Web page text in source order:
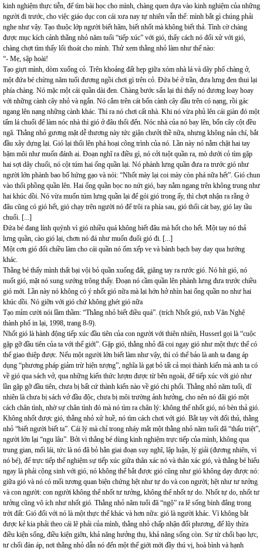
kinh nghiệm thực tiễn, để tìm bài học cho mình, chàng quen dựa vào kinh nghiệm của những
người đi trước, cho việc giáo dục con cái xưa nay tự nhiên vẫn thế: mình bắt gì chúng phải
nghe như vậy. Tạo thuộc lớp người biết hãm, biết nhốt mà không biết thả. Tình cờ chàng
được mục kích cảnh thằng nhỏ năm tuổi “tiếp xúc” với gió, thấy cách nó đối xử với gió,
chàng chợt tìm thấy lối thoát cho mình. Thử xem thằng nhỏ làm như thế nào:
“- Mẹ, sập hoài!
Tạo giựt mình, dòm xuống cỏ. Trên khoảng đất hẹp giữa xóm nhà lá và dãy phố chàng ở,
một đứa bé chừng năm tuổi đương ngồi chơi gì trên cỏ. Đứa bé ở trần, đưa lưng đen thui lại
phía chàng. Nó mặc một cái quần dài đen. Chàng bước sấn lại thì thấy nó đương loay hoay
với những cành cây nhỏ và ngắn. Nó cắm trên cát bốn cành cây đầu trên có nạng, rồi gác
ngang lên nạng những cành khác. Thì ra nó chơi cất nhà. Khi nó vừa phủ lên cái giàn đó một
tấm lá chuối để làm nóc nhà thì gió ở đâu thổi đến. Nóc nhà của nó bay lên, bốn cây cột đều
ngã. Thằng nhỏ gương mặt dễ thương này tức giận chưởi thề nữa, nhưng không nản chí, bắt
đầu xây dựng lại. Gió lại thổi lên phá hoại công trình của nó. Lần này nó nắm chặt hai tay
bặm môi như muốn đánh ai. Đoạn nghĩ ra điều gì, nó cởi tuột quần ra, mò dưới cỏ tìm gặp
hai sợi dây chuối, nó cột túm hai ống quần lại. Nó phành lưng quần đưa ra trước gió như
người lớn phành bao bố hứng gạo và nói: “Nhốt mày lại coi mày còn phá nữa hết”. Gió chun
vào thổi phồng quần lên. Hai ống quần bọc no nứt gió, bay nằm ngang trên không trung như
hai khúc dồi. Nó vừa muốn túm lưng quần lại để gói gió trong ấy, thì chợt nhận ra rằng ở
đâu cũng có gió hết, gió chạy trên người nó để trôi ra phía sau, gió thổi cát bay, gió lay tầu
chuối. [...]
Đứa bé đang lính quýnh vì gió nhiều quá không biết đâu mà hốt cho hết. Một tay nó thả
lưng quần, cào gió lại, chơn nó đá như muốn đuổi gió đi. [...]
Một cơn gió đổi chiều làm cho cái quần nó ốm xếp ve và bành bạch bay day qua hướng
khác.
Thằng bé thấy mình thất bại vội bỏ quần xuống đất, giăng tay ra rước gió. Nó hít gió, nó
nuốt gió, mặt nó sung sướng trông thấy. Đoạn nó cầm quần lên phành lưng đưa trước chiều
gió mới. Lần này nó không có ý nhốt gió nữa mà lại hớn hở nhìn hai ống quần no như hai
khúc dồi. Nó giỡn với gió chứ không ghét gió nữa
Tạo mỉm cười nói lầm thầm: “Thằng nhỏ biết điều quá”. (trích Nhốt gió, nxb Văn Nghệ
thành phố in lại, 1998, trang 8-9).
Nhốt gió là hành động tiếp xúc đầu tiên của con người với thiên nhiên, Husserl gọi là “cuộc
gặp gỡ đầu tiên của ta với thế giới”. Gặp gió, thằng nhỏ đã coi ngay gió như một thực thể có
thể giao thiệp được. Nếu một người lớn biết làm như vậy, thì có thể bảo là anh ta đang áp
dụng “phương pháp giảm trừ hiện tượng”, nghĩa là gạt bỏ tất cả mọi thành kiến mà anh ta có
về gió qua sách vở, qua những kiến thức lượm được từ bên ngoài, để tiếp xúc với gió như
lần gặp gỡ đầu tiên, chưa bị bất cứ thành kiến nào về gió chi phối. Thằng nhỏ năm tuổi, dĩ
nhiên là chưa bị sách vở đầu độc, chưa bị môi trường ảnh hưởng, cho nên nó đãi gió một
cách chân tình, nhờ sự chân tình đó mà nó tìm ra chân lý: không thể nhốt gió, nó bèn thả gió.
Không nhốt được gió, thằng nhỏ xử huề, nó tìm cách chơi với gió. Bắt tay với đối thủ, thằng
nhỏ “biết người biết ta”. Cái lý mà chỉ trong nháy mắt một thằng nhỏ năm tuổi đã “thấu triệt”,
người lớn lại “ngu lâu”. Bởi vì thằng bé dùng kinh nghiệm trực tiếp của mình, không qua
trung gian, mối lái, tức là nó đã bỏ hẳn giai đoạn suy nghĩ, lập luận, lý giải (đương nhiên, vì
nó bé), để trực tiếp thể nghiệm sự tiếp xúc giữa thân xác nó và thân xác gió, và thằng bé hiểu
ngay là phải cộng sinh với gió, nó không thể bắt được gió cũng như gió không dạy được nó:
giữa gió và nó có mối tương quan biện chứng hệt như tự do và con người; hệt như tư tưởng
và con người: con người không thể nhốt tư tưởng, không thể nhốt tự do. Nhốt tự do, nhốt tư
tưởng cũng vô ích như nhốt gió. Thằng nhỏ năm tuổi đã “ngộ” ra lẽ sống bình đẳng trong
trời đất: Gió đối với nó là một thực thể khác và hơn nữa: gió là người khác. Vì không bắt
được kẻ kia phải theo cái lẽ phải của mình, thằng nhỏ chấp nhận đối phương, để lũy thừa
điều kiện sống, điều kiện giỡn, khả năng hưởng thụ, khả năng sống còn. Sự từ chối bạo lực,
tư chối đàn áp, nơi thằng nhỏ dẫn nó đến một thế giới mới đầy thú vị, hoà bình và hạnh